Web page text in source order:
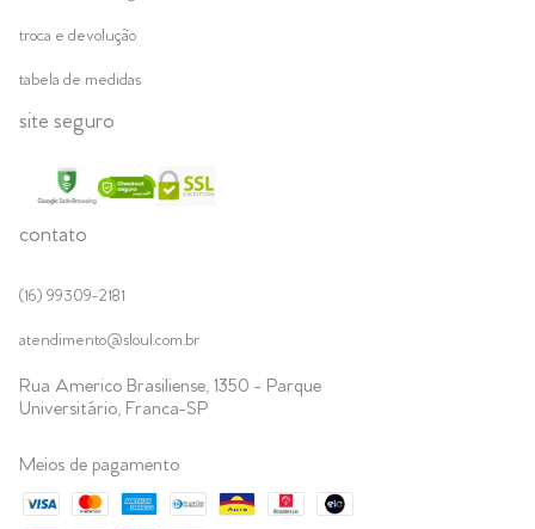
troca e devolução
tabela de medidas
site seguro
contato
(16) 99309-2181
atendimento@sloul.com.br
Rua Americo Brasiliense, 1350 - Parque
Universitário, Franca-SP
Meios de pagamento